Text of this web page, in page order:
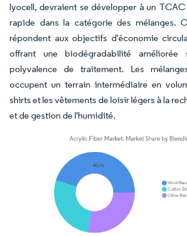
lyocell, devraient se développer à un TCAC
rapide dans la catégorie des mélanges.
répondent aux objectifs d'économie
offrant une biodégradabilité améliorée
polyvalence de traitement. Les
occupent un terrain intermédiaire en
shirts et les vêtements de loisir légers à la
et de gestion de l'humidité.